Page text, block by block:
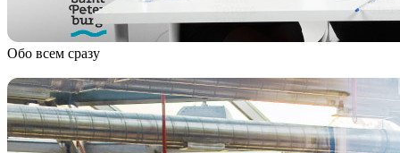
Обо всем сразу